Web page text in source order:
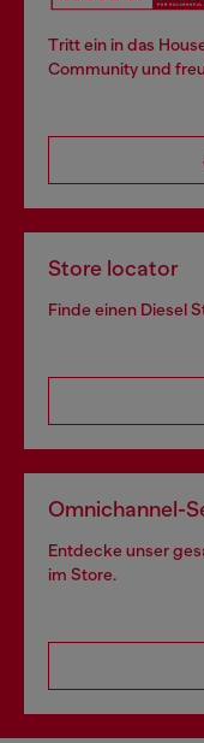
Tritt ein in das
Community und
Store locator
Finde einen Diesel
Omnichannel-
Entdecke unser
im Store.